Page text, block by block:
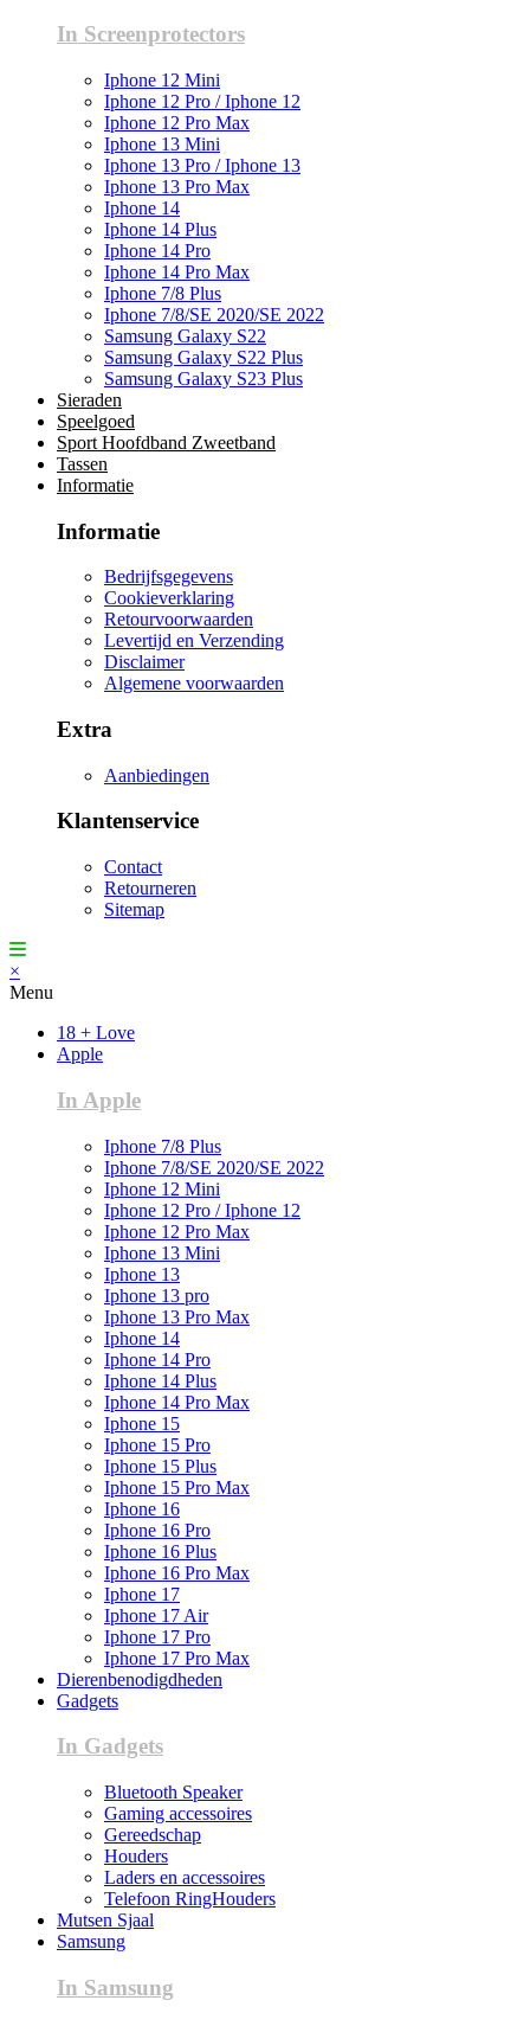
In Screenprotectors
Iphone 12 Mini
Iphone 12 Pro / Iphone 12
Iphone 12 Pro Max
Iphone 13 Mini
Iphone 13 Pro / Iphone 13
Iphone 13 Pro Max
Iphone 14
Iphone 14 Plus
Iphone 14 Pro
Iphone 14 Pro Max
Iphone 7/8 Plus
Iphone 7/8/SE 2020/SE 2022
Samsung Galaxy S22
Samsung Galaxy S22 Plus
Samsung Galaxy S23 Plus
Sieraden
Speelgoed
Sport Hoofdband Zweetband
Tassen
Informatie
Informatie
Bedrijfsgegevens
Cookieverklaring
Retourvoorwaarden
Levertijd en Verzending
Disclaimer
Algemene voorwaarden
Extra
Aanbiedingen
Klantenservice
Contact
Retourneren
Sitemap
×
Menu
18 + Love
Apple
In Apple
Iphone 7/8 Plus
Iphone 7/8/SE 2020/SE 2022
Iphone 12 Mini
Iphone 12 Pro / Iphone 12
Iphone 12 Pro Max
Iphone 13 Mini
Iphone 13
Iphone 13 pro
Iphone 13 Pro Max
Iphone 14
Iphone 14 Pro
Iphone 14 Plus
Iphone 14 Pro Max
Iphone 15
Iphone 15 Pro
Iphone 15 Plus
Iphone 15 Pro Max
Iphone 16
Iphone 16 Pro
Iphone 16 Plus
Iphone 16 Pro Max
Iphone 17
Iphone 17 Air
Iphone 17 Pro
Iphone 17 Pro Max
Dierenbenodigdheden
Gadgets
In Gadgets
Bluetooth Speaker
Gaming accessoires
Gereedschap
Houders
Laders en accessoires
Telefoon RingHouders
Mutsen Sjaal
Samsung
In Samsung